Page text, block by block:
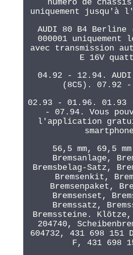
numéro de
uniquement jusqu'à
AUDI 80 B4 Berline
000001 uniquement
avec transmission
E 16V
04.92 - 12.94.
(8C5). 07.92
02.93 - 01.96. 01.93
- 07.94. Vous
l'application
56,5 mm, 69,5
Bremsanlage,
Bremsbelag-Satz,
Bremsenkit,
Bremsenpaket,
Bremsenset,
Bremssatz,
Bremssteine.
204740,
604732, 431 698 151
F, 431 698